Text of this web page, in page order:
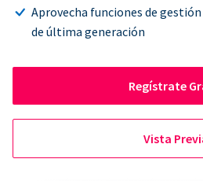
Aprovecha funciones de
de última generación
Regístrate
Vista